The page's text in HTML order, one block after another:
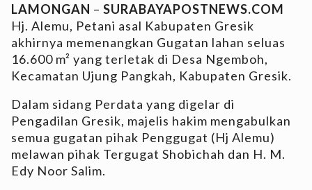
LAMONGAN – SURABAYAPOSTNEWS.COM
Hj. Alemu, Petani asal Kabupaten Gresik
akhirnya memenangkan Gugatan lahan seluas
16.600 m² yang terletak di Desa Ngemboh,
Kecamatan Ujung Pangkah, Kabupaten Gresik.
Dalam sidang Perdata yang digelar di
Pengadilan Gresik, majelis hakim mengabulkan
semua gugatan pihak Penggugat (Hj Alemu)
melawan pihak Tergugat Shobichah dan H. M.
Edy Noor Salim.